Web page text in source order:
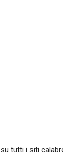
tutti i siti